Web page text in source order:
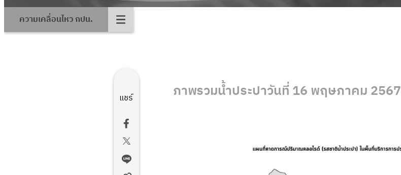
ความเคลื่อนไหว กปน.
แชร์ ภาพรวมน้ำประปาวันที่ 16 พฤษภาคม 2567